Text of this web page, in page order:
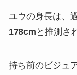
ユウの身長は、
178cm と推測さ
持ち前のビジュ